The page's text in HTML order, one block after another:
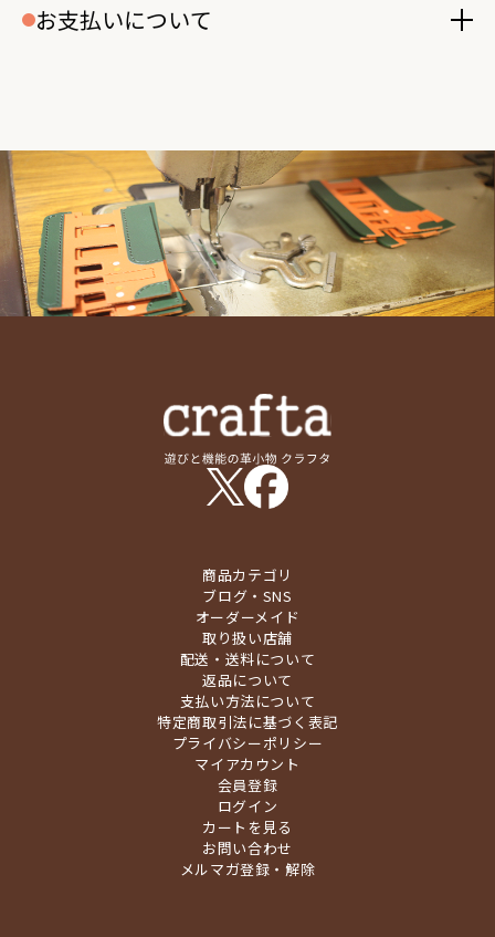
お支払いについて
商品カテゴリ
ブログ・SNS
オーダーメイド
取り扱い店舗
配送・送料について
返品について
支払い方法について
特定商取引法に基づく表記
プライバシーポリシー
マイアカウント
会員登録
ログイン
カートを見る
お問い合わせ
メルマガ登録・解除